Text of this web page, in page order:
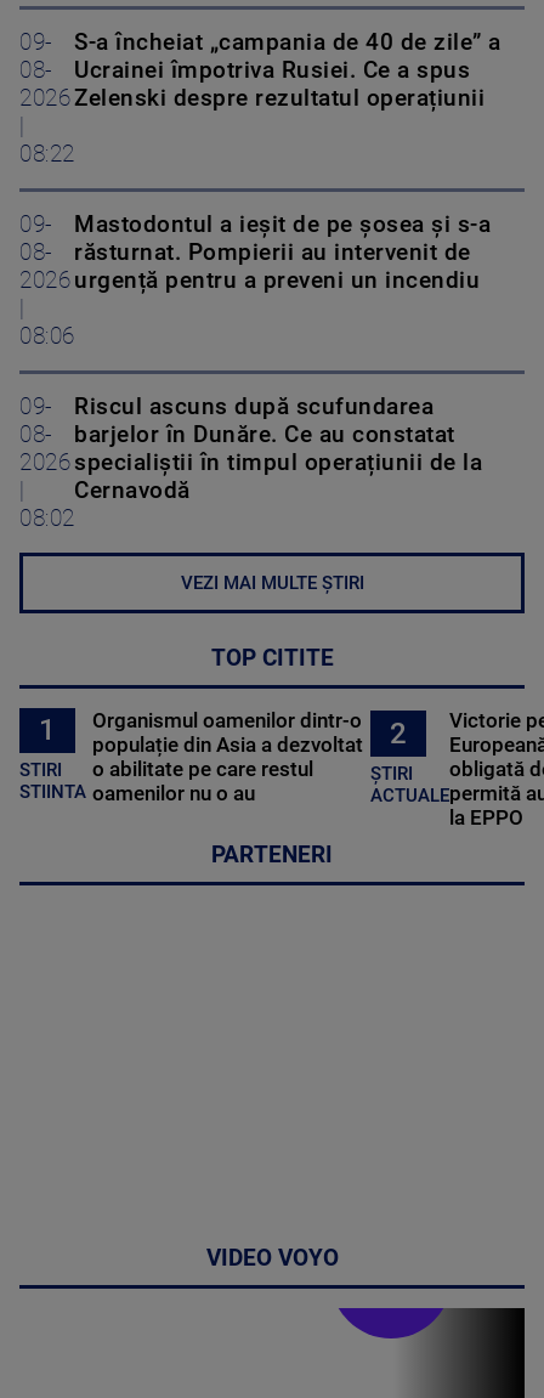
09-
08-
2026
08:22
S-a încheiat „campania de 40 de zile” a
Ucrainei împotriva Rusiei. Ce a spus
Zelenski despre rezultatul operațiunii
09-
08-
2026
08:06
Mastodontul a ieșit de pe șosea și s-a
răsturnat. Pompierii au intervenit de
urgență pentru a preveni un incendiu
09-
08-
2026
08:02
Riscul ascuns după scufundarea
barjelor în Dunăre. Ce au constatat
specialiștii în timpul operațiunii de la
Cernavodă
VEZI MAI MULTE ȘTIRI
TOP CITITE
1
STIRI
STIINTA
Organismul oamenilor dintr-o
populație din Asia a dezvoltat
o abilitate pe care restul
oamenilor nu o au
2
ȘTIRI
ACTUALE
Victorie
obligată
permită
la EPPO
PARTENERI
VIDEO VOYO